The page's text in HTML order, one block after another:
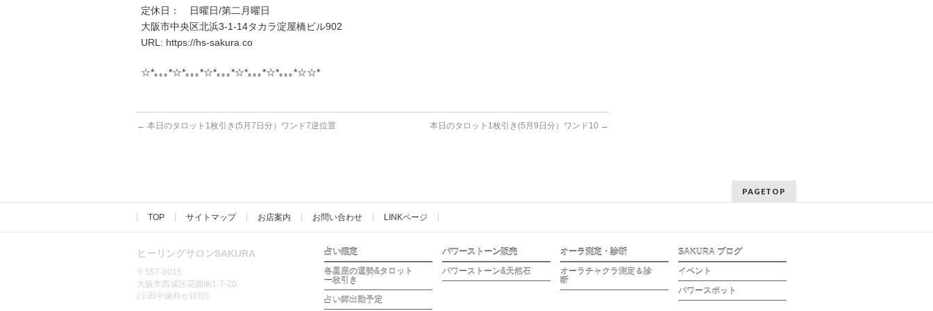
定休日： 日曜日/第二月曜日
大阪市中央区北浜3-1-14タカラ淀屋橋ビル902
URL: https://hs-sakura.co
☆*｡｡｡*☆*｡｡｡*☆*｡｡｡*☆*｡｡｡*☆*｡｡｡*☆☆*
← 本日のタロット1枚引き(5月7日分）ワンド7逆位置 本日のタロット1枚引き(5月9日分）ワンド10 →
PAGETOP
TOP サイトマップ お店案内 お問い合わせ LINKページ
ヒーリングサロンSAKURA
〒557-0015
大阪市西成区花園南1-7-20
(※田中歯科が目印)
占い鑑定
各星座の運勢&タロット
一枚引き
占い師出勤予定
パワーストーン販売
パワーストーン&天然石
オーラ測定・診断
オーラチャクラ測定＆診
断
SAKURA ブログ
イベント
パワースポット